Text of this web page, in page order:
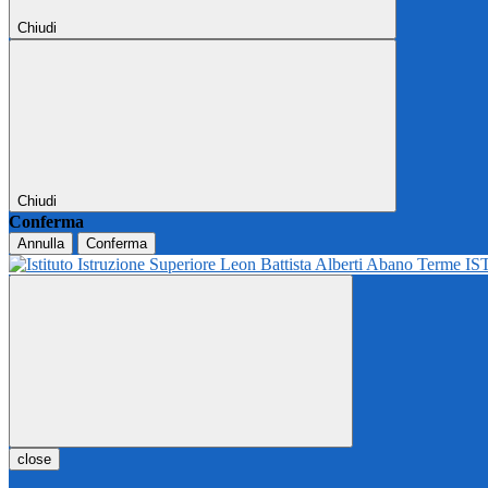
Chiudi
Chiudi
Conferma
Annulla Conferma
close